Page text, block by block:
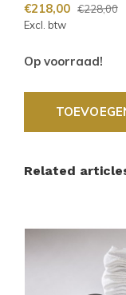
€218,00 €228,00
Excl. btw
Op voorraad!
Related